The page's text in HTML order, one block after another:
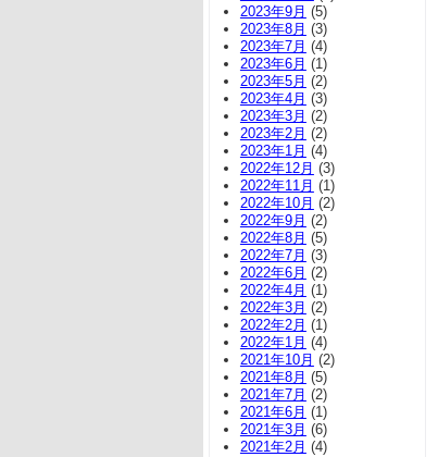
2023年9月 (5)
2023年8月 (3)
2023年7月 (4)
2023年6月 (1)
2023年5月 (2)
2023年4月 (3)
2023年3月 (2)
2023年2月 (2)
2023年1月 (4)
2022年12月 (3)
2022年11月 (1)
2022年10月 (2)
2022年9月 (2)
2022年8月 (5)
2022年7月 (3)
2022年6月 (2)
2022年4月 (1)
2022年3月 (2)
2022年2月 (1)
2022年1月 (4)
2021年10月 (2)
2021年8月 (5)
2021年7月 (2)
2021年6月 (1)
2021年3月 (6)
2021年2月 (4)